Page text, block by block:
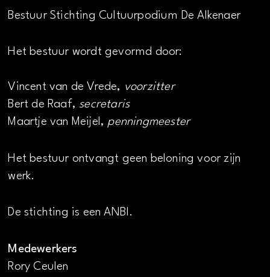
Bestuur Stichting Cultuurpodium De Alkenaer
Het bestuur wordt gevormd door:
Vincent van de Vrede, voorzitter
Bert de Raaf, secretaris
Maartje van Meijel, penningmeester
Het bestuur ontvangt geen beloning voor zijn
werk.
De stichting is een ANBI.
Medewerkers
Rory Ceulen